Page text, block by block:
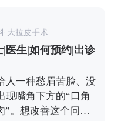
MCR复合提升术的
号、百家号、小红
术后前几天会有点胀
会慢慢消退，大1-
社交没问题。 另外
后按医生要求戴好头
烈运动、少吃辛辣
快恢复。不过每个人
着急，给身体足够
果。 想知道更多关
大拉皮手术
医生|如何预约|出诊
人一种愁眉苦脸、没
现嘴角下方的“口角
”。想改善这个问